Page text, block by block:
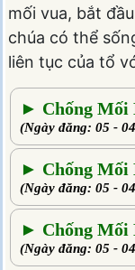
mối vua, bắt
chúa có thể
liên tục của tổ
► Chống Mối
(Ngày đăng: 05 -
► Chống Mối
(Ngày đăng: 05 -
► Chống Mối
(Ngày đăng: 05 -